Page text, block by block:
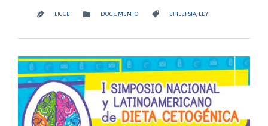
 LICCE  CATEGORY
DOCUMENTO  CATEGORY
EPILEPSIA LEY